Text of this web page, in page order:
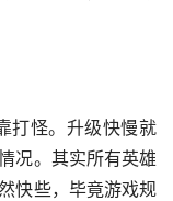
怪。升级快慢就
况。其实所有英雄
快些，毕竟游戏规